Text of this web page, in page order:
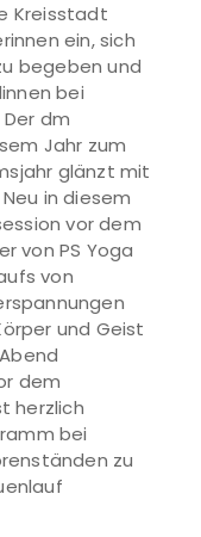
Kreisstadt
ein, sich
begeben und
bei
dm
Jahr zum
glänzt mit
in diesem
vor dem
von PS Yoga
von
und Geist
dem
herzlich
bei
zu